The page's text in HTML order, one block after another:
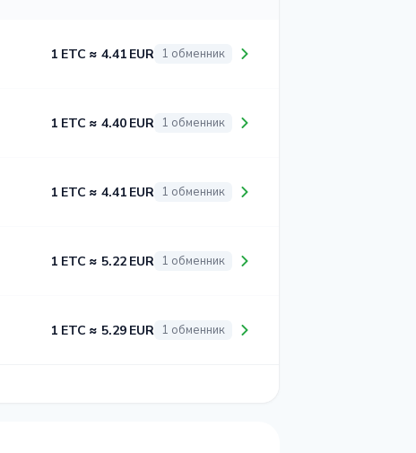
1 ETC ≈ 4.41 EUR 1 обменник
1 ETC ≈ 4.40 EUR 1 обменник
1 ETC ≈ 4.41 EUR 1 обменник
1 ETC ≈ 5.22 EUR 1 обменник
1 ETC ≈ 5.29 EUR 1 обменник